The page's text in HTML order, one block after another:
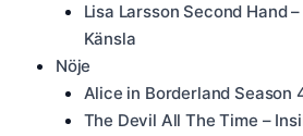
Lisa Larsson Second Hand
Känsla
Nöje
Alice in Borderland Season
The Devil All The Time –